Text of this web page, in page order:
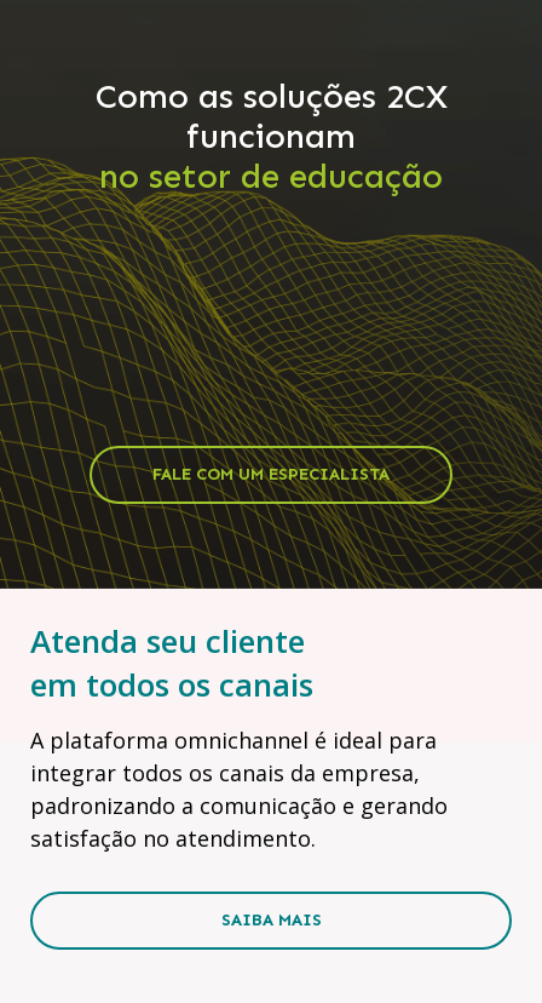
Como as soluções 2CX
funcionam
no setor de educação
FALE COM UM ESPECIALISTA
Atenda seu cliente
em todos os canais
A plataforma omnichannel é ideal para
integrar todos os canais da empresa,
padronizando a comunicação e gerando
satisfação no atendimento.
SAIBA MAIS